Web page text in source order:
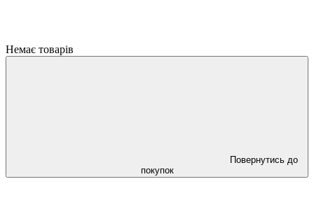
Немає товарів
Повернутись до
покупок